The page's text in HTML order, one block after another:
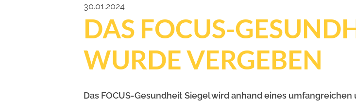
30.01.2024
DAS FOCUS-
WURDE VERGEBEN
Das FOCUS-Gesundheit Siegel wird anhand eines